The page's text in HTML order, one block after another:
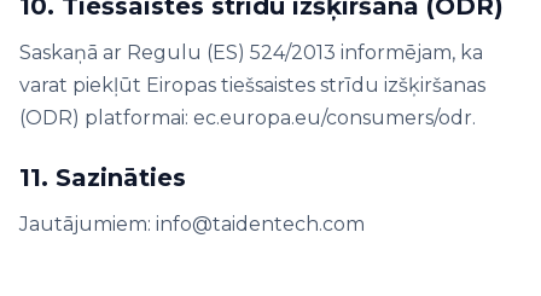
10. Tiešsaistes strīdu izšķiršana (ODR)
Saskaņā ar Regulu (ES) 524/2013 informējam, ka
varat piekļūt Eiropas tiešsaistes strīdu izšķiršanas
(ODR) platformai: ec.europa.eu/consumers/odr.
11. Sazināties
Jautājumiem: info@taidentech.com